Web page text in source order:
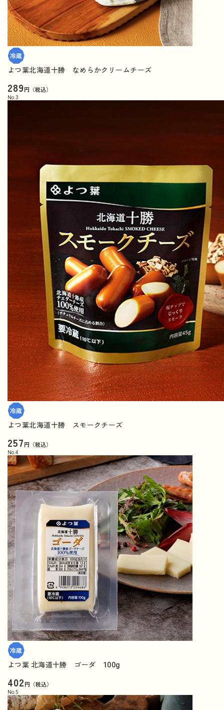
よつ葉北海道十勝 なめらかクリームチーズ
289円（税込）
No. 3
よつ葉北海道十勝 スモークチーズ
257円（税込）
No. 4
よつ葉 北海道十勝 ゴーダ 100g
402円（税込）
No. 5